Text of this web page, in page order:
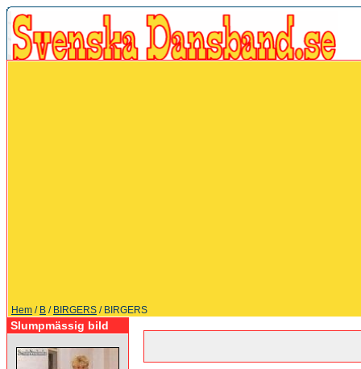
Hem / B / BIRGERS / BIRGERS
Slumpmässig bild